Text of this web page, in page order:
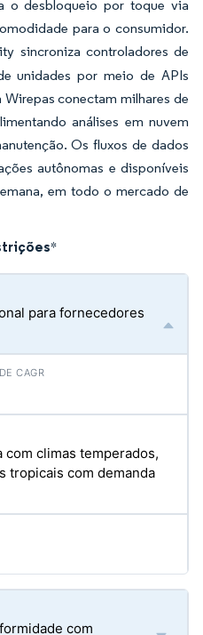
o desbloqueio por toque via
para o consumidor.
sincroniza controladores de
unidades por meio de APIs
conectam milhares de
análises em nuvem
Os fluxos de dados
autônomas e disponíveis
em todo o mercado de
*
para fornecedores
climas temperados,
tropicais com demanda
com